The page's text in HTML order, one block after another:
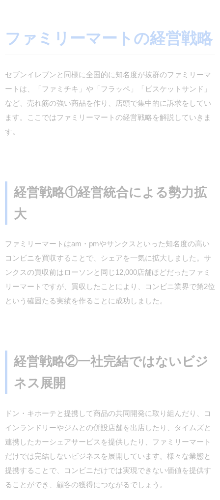
ファミリーマートの経営戦略
セブンイレブンと同様に全国的に知名度が抜群のファミリーマ
ートは、「ファミチキ」や「フラッペ」「ビスケットサンド」
など、売れ筋の強い商品を作り、店頭で集中的に訴求をしてい
ます。ここではファミリーマートの経営戦略を解説していきま
す。
経営戦略①経営統合による勢力拡
大
ファミリーマートはam・pmやサンクスといった知名度の高い
コンビニを買収することで、シェアを一気に拡大しました。サ
ンクスの買収前はローソンと同じ12,000店舗ほどだったファミ
リーマートですが、買収したことにより、コンビニ業界で第2位
という確固たる実績を作ることに成功しました。
経営戦略②一社完結ではないビジ
ネス展開
ドン・キホーテと提携して商品の共同開発に取り組んだり、コ
インランドリーやジムとの併設店舗を出店したり、タイムズと
連携したカーシェアサービスを提供したり、ファミリーマート
だけでは完結しないビジネスを展開しています。様々な業態と
提携することで、コンビニだけでは実現できない価値を提供す
ることができ、顧客の獲得につながるでしょう。